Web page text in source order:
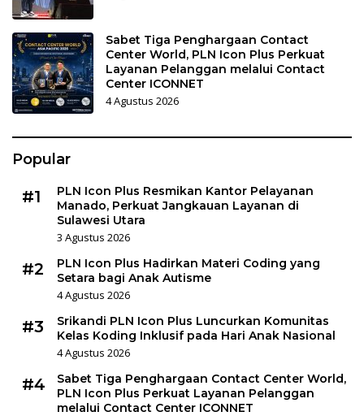
Sabet Tiga Penghargaan Contact
Center World, PLN Icon Plus Perkuat
Layanan Pelanggan melalui Contact
Center ICONNET
4 Agustus 2026
Popular
#1
PLN Icon Plus Resmikan Kantor Pelayanan
Manado, Perkuat Jangkauan Layanan di
Sulawesi Utara
3 Agustus 2026
#2
PLN Icon Plus Hadirkan Materi Coding yang
Setara bagi Anak Autisme
4 Agustus 2026
#3
Srikandi PLN Icon Plus Luncurkan Komunitas
Kelas Koding Inklusif pada Hari Anak Nasional
4 Agustus 2026
#4
Sabet Tiga Penghargaan Contact Center World,
PLN Icon Plus Perkuat Layanan Pelanggan
melalui Contact Center ICONNET